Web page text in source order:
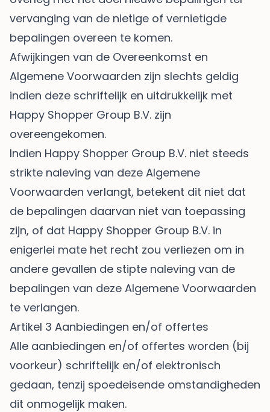
vervanging van de nietige of vernietigde
bepalingen overeen te komen.
Afwijkingen van de Overeenkomst en
Algemene Voorwaarden zijn slechts geldig
indien deze schriftelijk en uitdrukkelijk met
Happy Shopper Group B.V. zijn
overeengekomen.
Indien Happy Shopper Group B.V. niet steeds
strikte naleving van deze Algemene
Voorwaarden verlangt, betekent dit niet dat
de bepalingen daarvan niet van toepassing
zijn, of dat Happy Shopper Group B.V. in
enigerlei mate het recht zou verliezen om in
andere gevallen de stipte naleving van de
bepalingen van deze Algemene Voorwaarden
te verlangen.
Artikel 3 Aanbiedingen en/of offertes
Alle aanbiedingen en/of offertes worden (bij
voorkeur) schriftelijk en/of elektronisch
gedaan, tenzij spoedeisende omstandigheden
dit onmogelijk maken.